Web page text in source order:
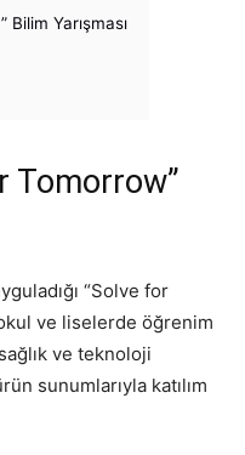
Yarışması
Tomorrow”
“Solve for
ve liselerde öğrenim
ve teknoloji
sunumlarıyla katılım